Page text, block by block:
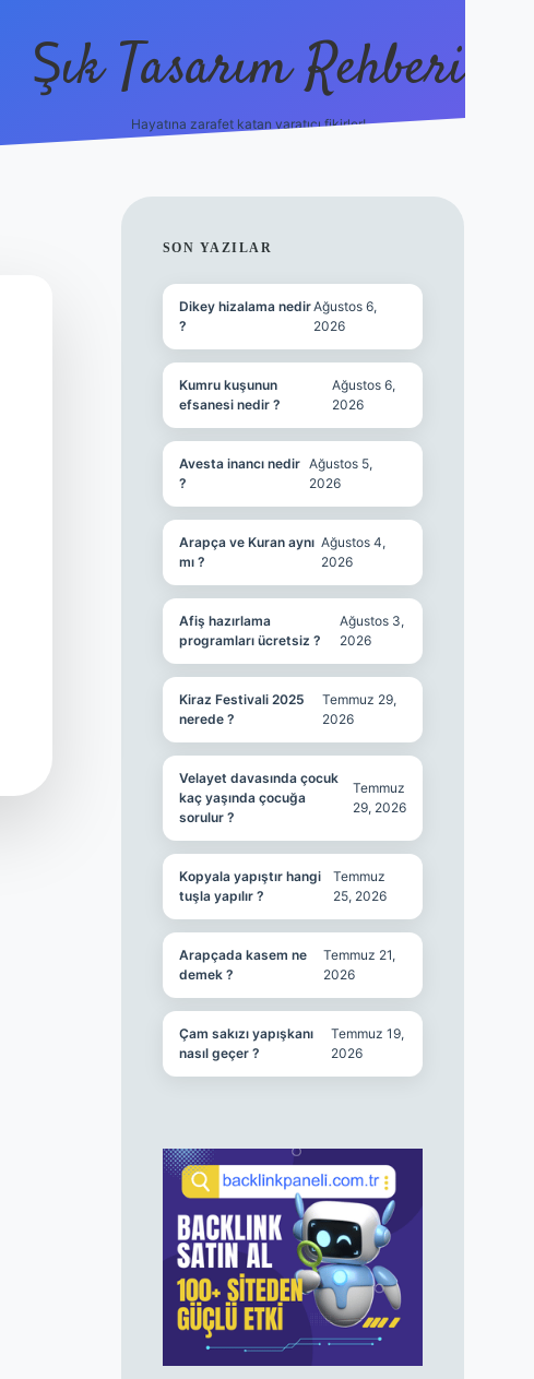
Şık Tasarım Rehberi
Hayatına zarafet katan yaratıcı fikirler!
SIDEBAR
SON YAZILAR
Dikey hizalama nedir
?
Ağustos 6,
2026
Kumru kuşunun
efsanesi nedir ?
Ağustos 6,
2026
Avesta inancı nedir
?
Ağustos 5,
2026
Arapça ve Kuran aynı
mı ?
Ağustos 4,
2026
Afiş hazırlama
programları ücretsiz ?
Ağustos 3,
2026
Kiraz Festivali 2025
nerede ?
Temmuz 29,
2026
Velayet davasında çocuk
kaç yaşında çocuğa
sorulur ?
Temmuz
29, 2026
Kopyala yapıştır hangi
tuşla yapılır ?
Temmuz
25, 2026
Arapçada kasem ne
demek ?
Temmuz 21,
2026
Çam sakızı yapışkanı
nasıl geçer ?
Temmuz 19,
2026
vdcasino giriş